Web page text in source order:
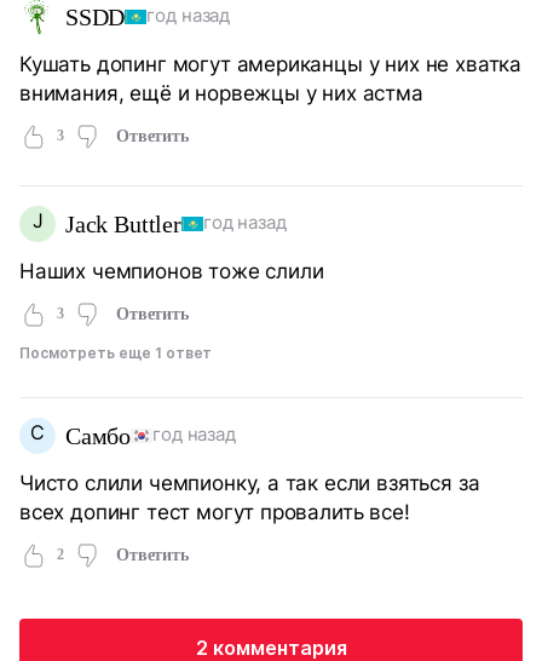
SSDD год назад
Кушать допинг могут американцы у них не хватка
внимания, ещё и норвежцы у них астма
3 Ответить
J Jack Buttler год назад
Наших чемпионов тоже слили
3 Ответить
Посмотреть еще 1 ответ
С Самбо год назад
Чисто слили чемпионку, а так если взяться за
всех допинг тест могут провалить все!
2 Ответить
2 комментария